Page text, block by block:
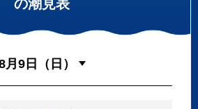
の潮見表